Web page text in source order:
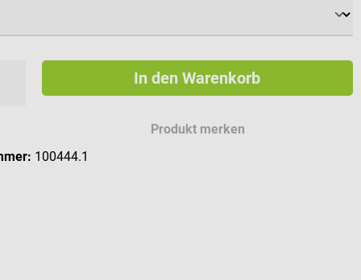
In den Warenkorb
Produkt merken
100444.1